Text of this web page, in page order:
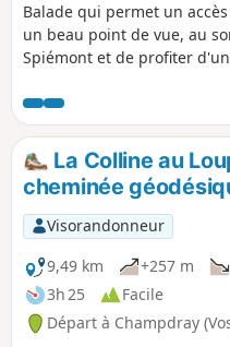
Balade qui permet un
un beau point de vue, au
Spiémont et de profiter
La présence d'une cheminée
géodésique et d'une table
viennent compléter la
La Colline au
cheminée
Visorandonneur
9,49 km
+257 m
3h 25
Facile
Départ à Champdray